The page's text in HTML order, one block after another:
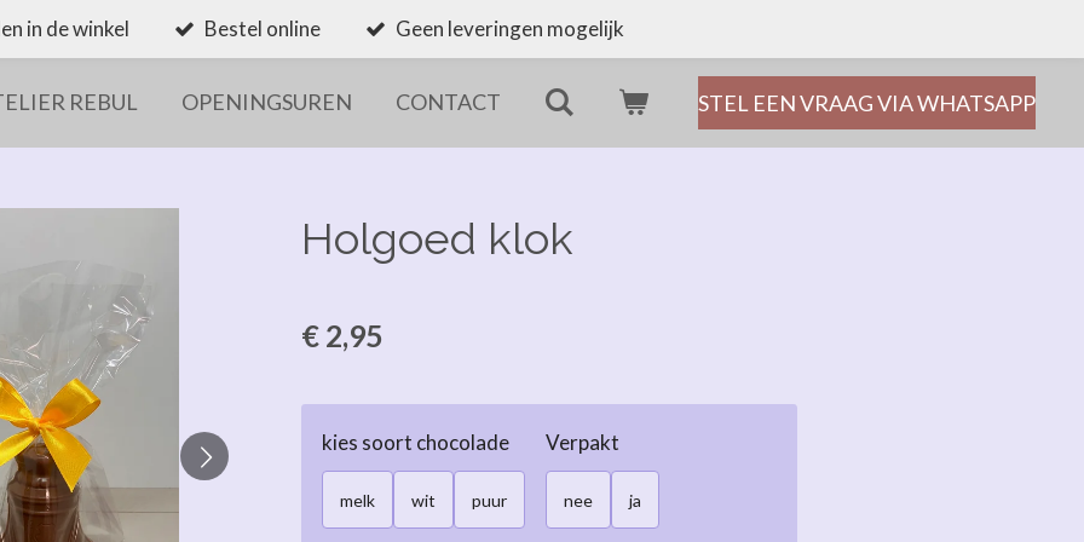
in de winkel Bestel online Geen leveringen mogelijk
REBUL OPENINGSUREN CONTACT STEL EEN VRAAG VIA WHATSAPP
Holgoed klok
€ 2,95
kies soort chocolade
melk wit puur
Verpakt
nee ja